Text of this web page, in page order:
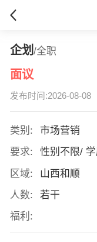
企划 /全职
面议
发布时间:2026-08-08
类别:
市场营销
要求:
性别不限/
区域:
山西和顺
人数:
若干
福利: